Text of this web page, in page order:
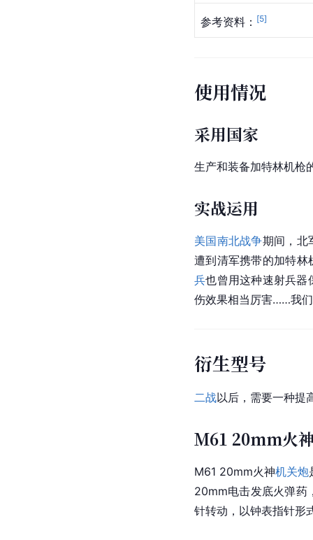
参考资料： [5]
使用情况
采用国家
生产和装备加特林机枪
实战运用
美国南北战争期间，北
遭到清军携带的加特林
兵也曾用这种速射兵器
伤效果相当厉害……我
衍生型号
二战以后，需要一种提
M61 20mm火
M61 20mm火神机关炮
20mm电击发底火弹药
针转动，以钟表指针形